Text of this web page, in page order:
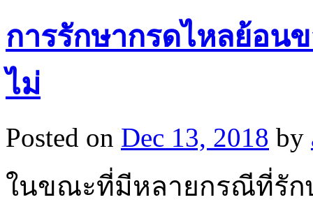
การรักษากรดไหลย้อ
ไม่
Posted on Dec 13, 2018 by
ในขณะที่มีหลายกรณีที่รัก